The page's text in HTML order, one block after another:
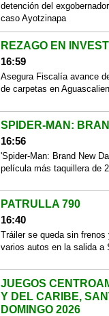
detención del
caso Ayotzinapa
REZAGO EN
16:59
Asegura Fiscalía avance
de carpetas en
SPIDER-MAN:
16:56
'Spider-Man: Brand New
película más taquillera de
PATRULLA 790
16:40
Tráiler se queda sin frenos
varios autos en la salida a
JUEGOS
Y DEL CARIBE,
DOMINGO 2026